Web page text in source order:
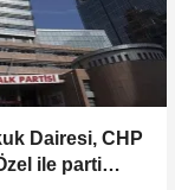
Dairesi, CHP
ile parti